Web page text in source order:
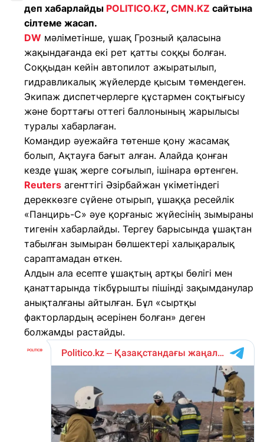
деп хабарлайды POLITICO.KZ, CMN.KZ сайтына
сілтеме жасап.
DW мәліметінше, ұшақ Грозный қаласына
жақындағанда екі рет қатты соққы болған.
Соққыдан кейін автопилот ажыратылып,
гидравликалық жүйелерде қысым төмендеген.
Экипаж диспетчерлерге құстармен соқтығысу
және борттағы оттегі баллонының жарылысы
туралы хабарлаған.
Командир әуежайға төтенше қону жасамақ
болып, Ақтауға бағыт алған. Алайда қонған
кезде ұшақ жерге соғылып, ішінара өртенген.
Reuters агенттігі Әзірбайжан үкіметіндегі
дереккөзге сүйене отырып, ұшаққа ресейлік
«Панцирь-С» әуе қорғаныс жүйесінің зымыраны
тигенін хабарлайды. Тергеу барысында ұшақтан
табылған зымыран бөлшектері халықаралық
сараптамадан өткен.
Алдын ала есепте ұшақтың артқы бөлігі мен
қанаттарында тікбұрышты пішінді зақымданулар
анықталғаны айтылған. Бұл «сыртқы
факторлардың әсерінен болған» деген
болжамды растайды.